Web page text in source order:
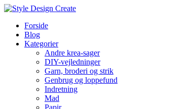
Forside
Blog
Kategorier
Andre krea-sager
DIY-vejledninger
Garn, broderi og strik
Genbrug og loppefund
Indretning
Mad
Papir